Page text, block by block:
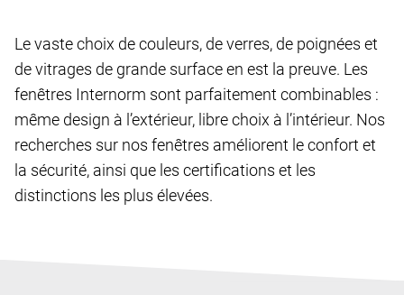
Le vaste choix de couleurs, de verres, de poignées et
de vitrages de grande surface en est la preuve. Les
fenêtres Internorm sont parfaitement combinables :
même design à l’extérieur, libre choix à l’intérieur. Nos
recherches sur nos fenêtres améliorent le confort et
la sécurité, ainsi que les certifications et les
distinctions les plus élevées.